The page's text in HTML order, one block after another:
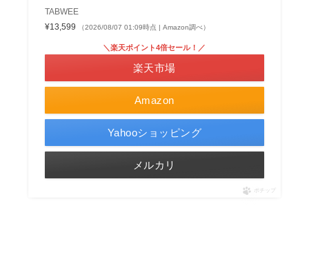
TABWEE
¥13,599
（2026/08/07 01:09時点 | Amazon調べ）
Amazon
＼楽天ポイント4倍セール！／
楽天市場
Yahooショッピング
メルカリ
ポチップ